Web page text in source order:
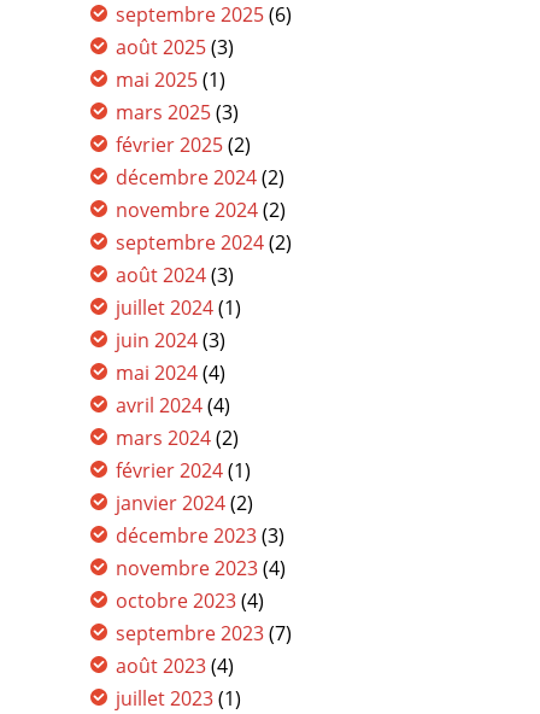
septembre 2025(6)
août 2025(3)
mai 2025(1)
mars 2025(3)
février 2025(2)
décembre 2024(2)
novembre 2024(2)
septembre 2024(2)
août 2024(3)
juillet 2024(1)
juin 2024(3)
mai 2024(4)
avril 2024(4)
mars 2024(2)
février 2024(1)
janvier 2024(2)
décembre 2023(3)
novembre 2023(4)
octobre 2023(4)
septembre 2023(7)
août 2023(4)
juillet 2023(1)